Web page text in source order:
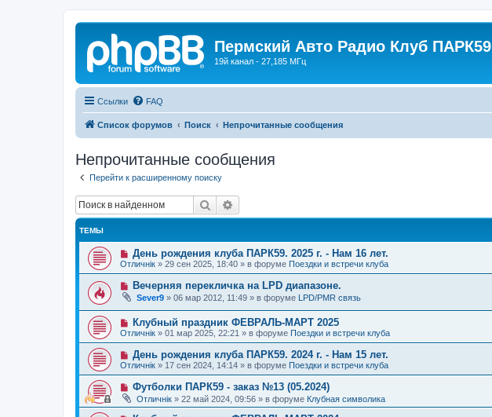
Пермский Авто Радио Клуб ПАРК59
19й канал - 27,185 МГц
Ссылки FAQ
Список форумов Поиск Непрочитанные сообщения
Непрочитанные сообщения
Перейти к расширенному поиску
Поиск
ТЕМЫ
Н
о
в
о
е
с
о
б
щ
е
н
и
е
День рождения клуба ПАРК59. 2025 г. - Нам 16 лет.
Отличнiк » 29 сен 2025, 18:40 » в форуме Поездки и встречи клуба
Н
в
о
е
с
б
щ
е
н
и
е
Вечерняя перекличка на LPD диапазоне.
Sever9 » 06 мар 2012, 11:49 » в форуме LPD/PMR связь
Н
о
в
е
с
о
о
б
щ
е
Клубный праздник ФЕВРАЛЬ-МАРТ 2025
Отличнiк » 01 мар 2025, 22:21 » в форуме Поездки и встречи клуба
Н
о
в
е
с
о
День рождения клуба ПАРК59. 2024 г. - Нам 15 лет.
Отличнiк » 17 сен 2024, 14:14 » в форуме Поездки и встречи клуба
Н
в
о
Футболки ПАРК59 - заказ №13 (05.2024)
Отличнiк » 22 май 2024, 09:56 » в форуме Клубная символика